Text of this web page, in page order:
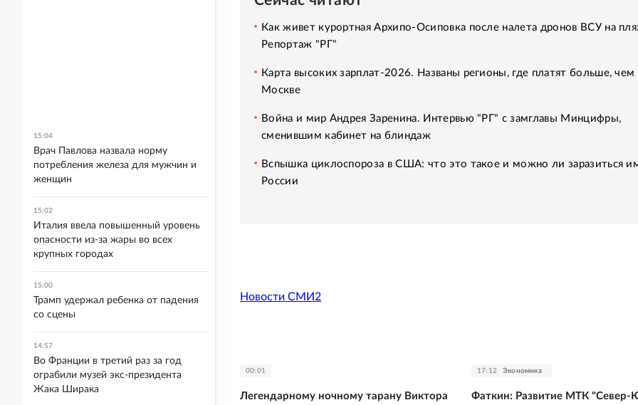
Как живет курортная Архипо-Осиповка после налета дронов ВСУ на
Репортаж "РГ"
Карта высоких зарплат-2026. Названы регионы, где платят больше, чем
Москве
Война и мир Андрея Заренина. Интервью "РГ" с замглавы Минцифры,
сменившим кабинет на блиндаж
Вспышка циклоспороза в США: что это такое и можно ли заразиться
России
Новости СМИ2
00:01
Легендарному ночному тарану Виктора
17:12 Экономика
Фаткин: Развитие МТК "Север-
15:04
Врач Павлова назвала норму
потребления железа для мужчин и
женщин
15:02
Италия ввела повышенный уровень
опасности из-за жары во всех
крупных городах
15:00
Трамп удержал ребенка от падения
со сцены
14:57
Во Франции в третий раз за год
ограбили музей экс-президента
Жака Ширака